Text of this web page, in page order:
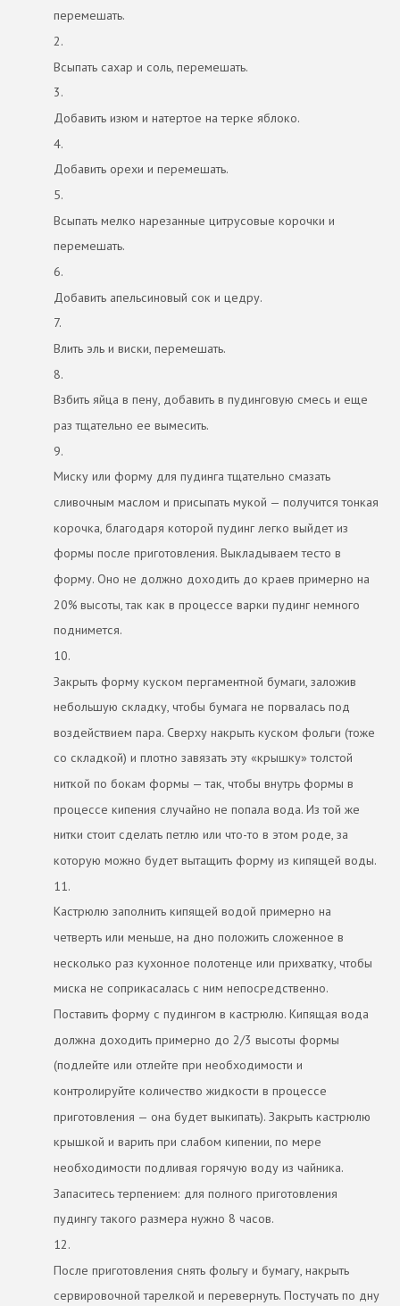
перемешать.
2.
Всыпать сахар и соль, перемешать.
3.
Добавить изюм и натертое на терке яблоко.
4.
Добавить орехи и перемешать.
5.
Всыпать мелко нарезанные цитрусовые корочки и
перемешать.
6.
Добавить апельсиновый сок и цедру.
7.
Влить эль и виски, перемешать.
8.
Взбить яйца в пену, добавить в пудинговую смесь и еще
раз тщательно ее вымесить.
9.
Миску или форму для пудинга тщательно смазать
сливочным маслом и присыпать мукой — получится тонкая
корочка, благодаря которой пудинг легко выйдет из
формы после приготовления. Выкладываем тесто в
форму. Оно не должно доходить до краев примерно на
20% высоты, так как в процессе варки пудинг немного
поднимется.
10.
Закрыть форму куском пергаментной бумаги, заложив
небольшую складку, чтобы бумага не порвалась под
воздействием пара. Сверху накрыть куском фольги (тоже
со складкой) и плотно завязать эту «крышку» толстой
ниткой по бокам формы — так, чтобы внутрь формы в
процессе кипения случайно не попала вода. Из той же
нитки стоит сделать петлю или что-то в этом роде, за
которую можно будет вытащить форму из кипящей воды.
11.
Кастрюлю заполнить кипящей водой примерно на
четверть или меньше, на дно положить сложенное в
несколько раз кухонное полотенце или прихватку, чтобы
миска не соприкасалась с ним непосредственно.
Поставить форму с пудингом в кастрюлю. Кипящая вода
должна доходить примерно до 2/3 высоты формы
(подлейте или отлейте при необходимости и
контролируйте количество жидкости в процессе
приготовления — она будет выкипать). Закрыть кастрюлю
крышкой и варить при слабом кипении, по мере
необходимости подливая горячую воду из чайника.
Запаситесь терпением: для полного приготовления
пудингу такого размера нужно 8 часов.
12.
После приготовления снять фольгу и бумагу, накрыть
сервировочной тарелкой и перевернуть. Постучать по дну